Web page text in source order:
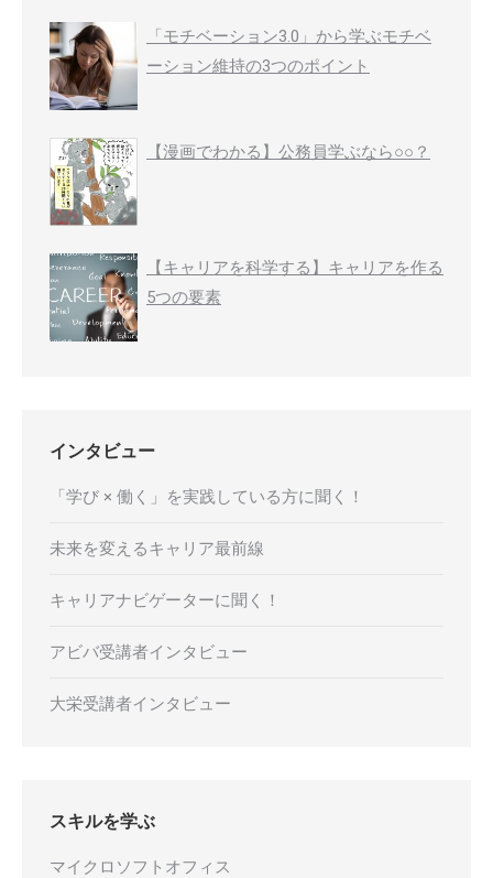
「モチベーション3.0」から学ぶモチベ
ーション維持の3つのポイント
【漫画でわかる】公務員学ぶなら○○？
【キャリアを科学する】キャリアを作る
5つの要素
インタビュー
「学び × 働く」を実践している方に聞く！
未来を変えるキャリア最前線
キャリアナビゲーターに聞く！
アビバ受講者インタビュー
大栄受講者インタビュー
スキルを学ぶ
マイクロソフトオフィス